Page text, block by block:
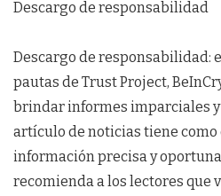
Descargo de responsabilidad
Descargo de responsabilidad:
pautas de Trust Project,
brindar informes imparciales
artículo de noticias tiene
información precisa y
recomienda a los lectores que